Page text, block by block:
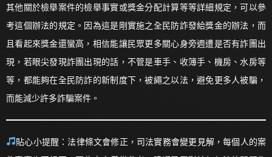
其他關於檢舉案件的檢舉事實或獎金分配計算等等詳細規定，可以參
考這個辦法的規定。因為這是剛實施之全民防詐發給獎金的辦法，而
且看起來獎金還蠻高，相信能讓民眾更多關心身旁週遭是否有詐團出
現，若眼尖發現詐團出現的話，不管是車手、收簿手、機房、水房等
等，都能夠在全民防詐的新制度下，被繩之以法，避免更多人被騙，
而能減少許多詐騙案件。
貼心小提醒：法律條文會修正，司法實務會變更見解，每個人的案